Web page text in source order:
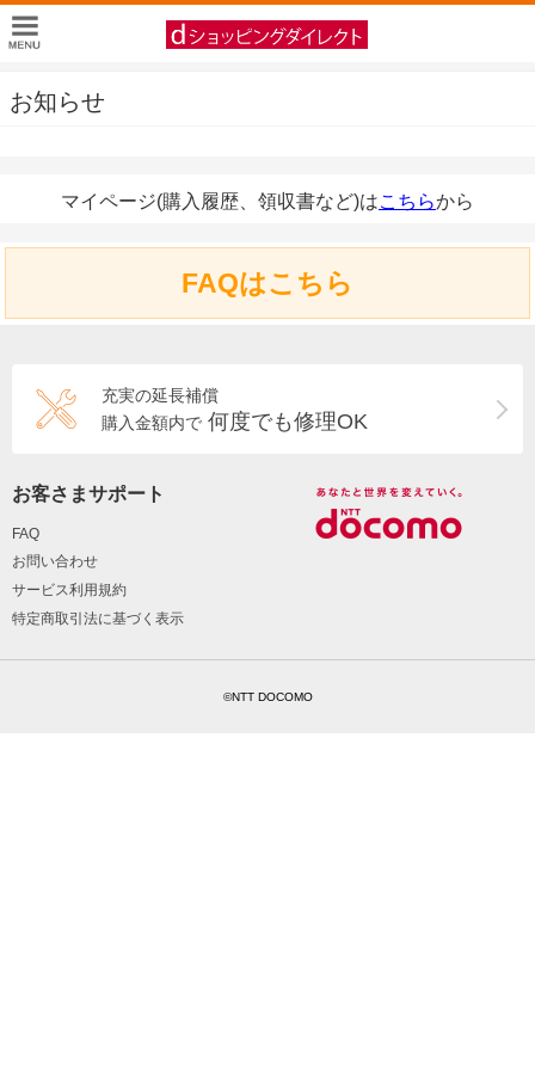
お知らせ
マイページ(購入履歴、領収書など)はこちらから
FAQはこちら
充実の延長補償
購入金額内で 何度でも修理OK
お客さまサポート
FAQ
お問い合わせ
サービス利用規約
特定商取引法に基づく表示
©NTT DOCOMO